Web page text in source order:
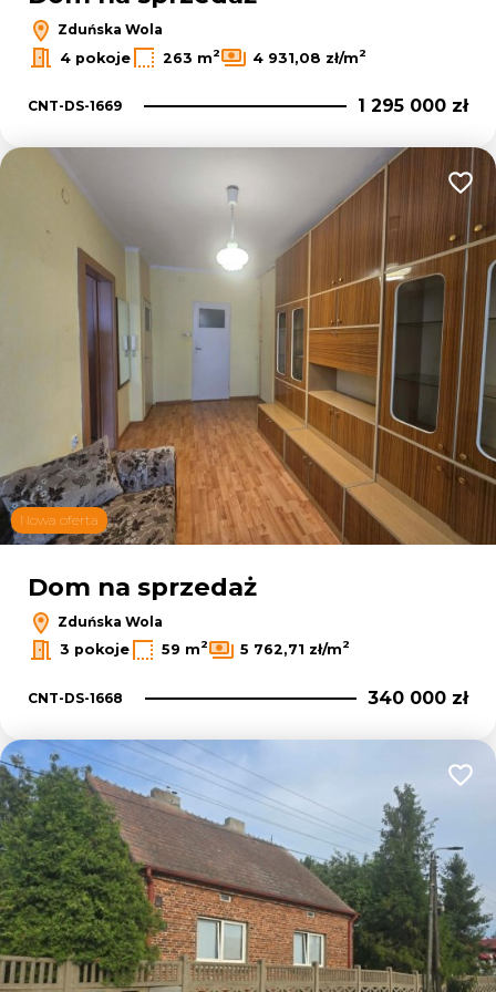
Zduńska Wola
4 pokoje
263 m2 4 931,08 zł/m2
CNT-DS-1669 1 295 000 zł
Nowa oferta
Dom na sprzedaż
Zduńska Wola
3 pokoje
59 m2 5 762,71 zł/m2
CNT-DS-1668 340 000 zł